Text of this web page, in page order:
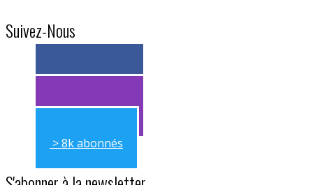
Suivez-Nous
> 11k abonnés
> 11k abonnés
> 8k abonnés